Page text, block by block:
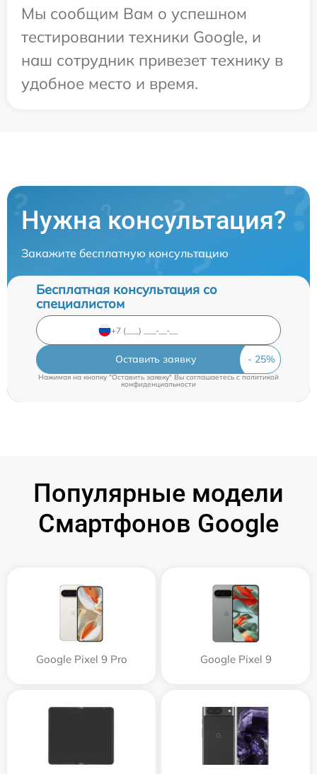
Мы сообщим Вам о успешном
тестировании техники Google, и
наш сотрудник привезет технику в
удобное место и время.
Нужна консультация?
Закажите бесплатную консультацию
Бесплатная консультация со
специалистом
Оставить заявку
Нажимая на кнопку "Оставить заявку" Вы соглашаетесь c политикой
конфиденциальности
Популярные модели
Смартфонов Google
Google Pixel 9 Pro Google Pixel 9